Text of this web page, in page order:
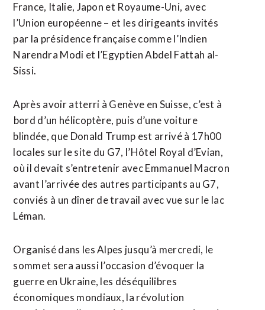
France, Italie, Japon et Royaume-Uni, avec
l’Union européenne – et les ​dirigeants invités
par la ‌présidence française comme l’Indien
Narendra Modi et l’Egyptien Abdel Fattah al-
Sissi.
Après avoir atterri à ​Genève en Suisse, c’est à
⁠bord d’un hélicoptère, puis d’une voiture
blindée, que Donald Trump est arrivé à 17h00
locales sur le site ‌du G7, l’Hôtel Royal d’Evian,
où ‌il devait s’entretenir avec Emmanuel Macron
avant l’arrivée des autres participants au G7,
conviés à un dîner de travail avec vue sur le lac
Léman.
Organisé dans les Alpes jusqu’à mercredi, le
sommet sera aussi l’occasion d’évoquer la
guerre en Ukraine, les déséquilibres
économiques mondiaux, la révolution